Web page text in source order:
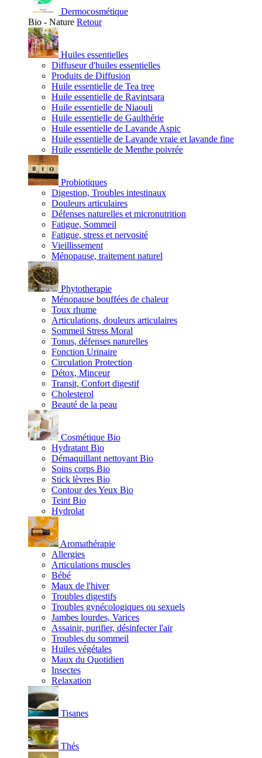
Dermocosmétique
Bio - Nature Retour
Huiles essentielles
Diffuseur d'huiles essentielles
Produits de Diffusion
Huile essentielle de Tea tree
Huile essentielle de Ravintsara
Huile essentielle de Niaouli
Huile essentielle de Gaulthérie
Huile essentielle de Lavande Aspic
Huile essentielle de Lavande vraie et lavande fine
Huile essentielle de Menthe poivrée
Probiotiques
Digestion, Troubles intestinaux
Douleurs articulaires
Défenses naturelles et micronutrition
Fatigue, Sommeil
Fatigue, stress et nervosité
Vieillissement
Ménopause, traitement naturel
Phytotherapie
Ménopause bouffées de chaleur
Toux rhume
Articulations, douleurs articulaires
Sommeil Stress Moral
Tonus, défenses naturelles
Fonction Urinaire
Circulation Protection
Détox, Minceur
Transit, Confort digestif
Cholesterol
Beauté de la peau
Cosmétique Bio
Hydratant Bio
Démaquillant nettoyant Bio
Soins corps Bio
Stick lèvres Bio
Contour des Yeux Bio
Teint Bio
Hydrolat
Aromathérapie
Allergies
Articulations muscles
Bébé
Maux de l'hiver
Troubles digestifs
Troubles gynécologiques ou sexuels
Jambes lourdes, Varices
Assainir, purifier, désinfecter l'air
Troubles du sommeil
Huiles végétales
Maux du Quotidien
Insectes
Relaxation
Tisanes
Thés